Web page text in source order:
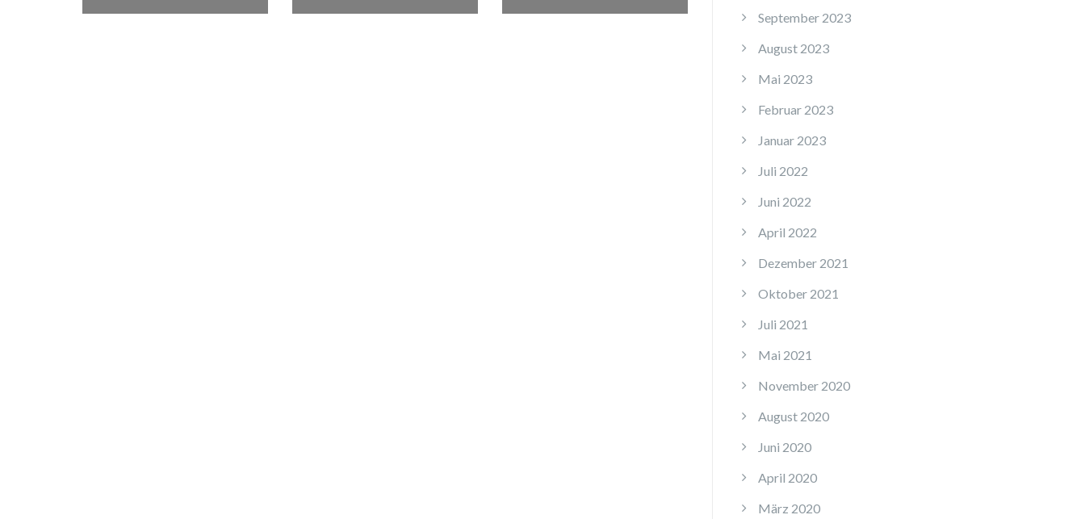
September 2023
August 2023
Mai 2023
Februar 2023
Januar 2023
Juli 2022
Juni 2022
April 2022
Dezember 2021
Oktober 2021
Juli 2021
Mai 2021
November 2020
August 2020
Juni 2020
April 2020
März 2020